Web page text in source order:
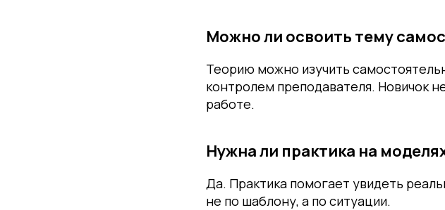
Можно ли освоить тему
Теорию можно изучить
контролем преподавателя. Новичок
работе.
Нужна ли практика на
Да. Практика помогает увидеть
не по шаблону, а по ситуации.